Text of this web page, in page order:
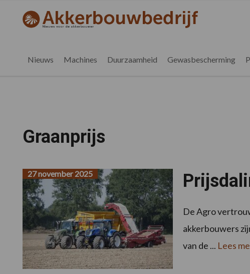
hoofdnavigatie
voettekst
akkerbouwbedrijf.nl
Nieuws Machines Duurzaamheid Gewasbescherming
Graanprijs
27 november 2025
De Agro
akkerbouwers
van de ... Lees